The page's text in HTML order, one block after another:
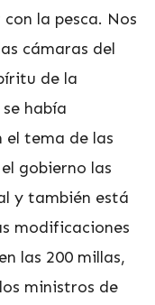
la pesca. Nos
cámaras del
de la
había
el tema de las
gobierno las
y también está
modificaciones
las 200 millas,
ministros de